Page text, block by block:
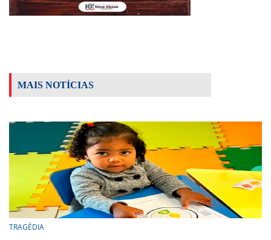
MAIS NOTÍCIAS
TRAGÉDIA